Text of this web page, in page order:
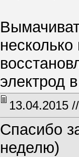
электрод
13.04.2015
Спасибо
неделю)